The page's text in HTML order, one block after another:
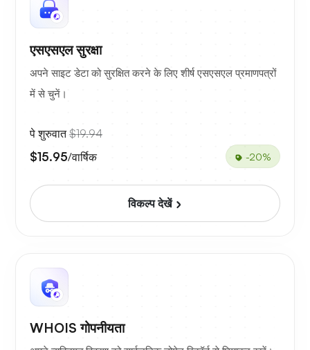
एसएसएल सुरक्षा
अपने साइट डेटा को सुरक्षित करने के लिए शीर्ष एसएसएल प्रमाणपत्रों
में से चुनें।
पे शुरुवात$19.94
$15.95/वार्षिक -20%
विकल्प देखें
WHOIS गोपनीयता